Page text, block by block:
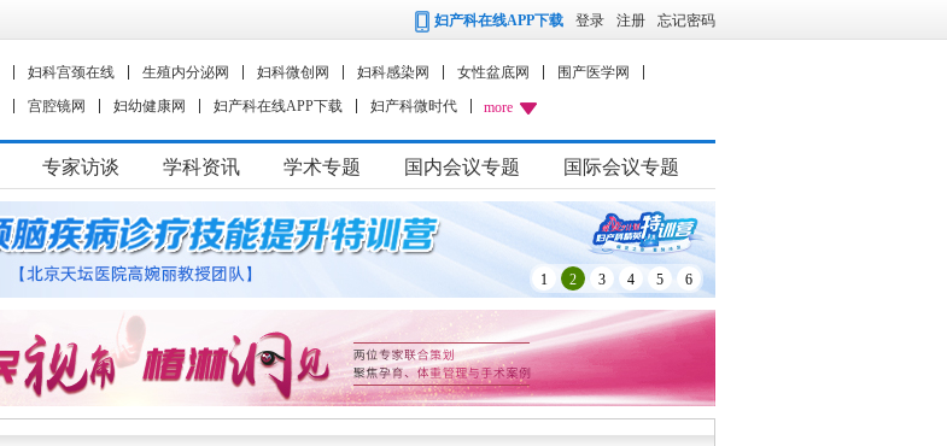
妇产科在线APP下载 登录 注册 忘记密码
妇科宫颈在线 生殖内分泌网 妇科微创网 妇科感染网 女性盆底网
围产医学网
宫腔镜网 妇幼健康网 妇产科在线APP下载 妇产科微时代 more
专家访谈 学科资讯 学术专题 国内会议专题 国际会议专题
1 2 3 4 5 6